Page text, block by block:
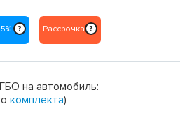
? Рассрочка ?
на автомобиль:
комплекта)